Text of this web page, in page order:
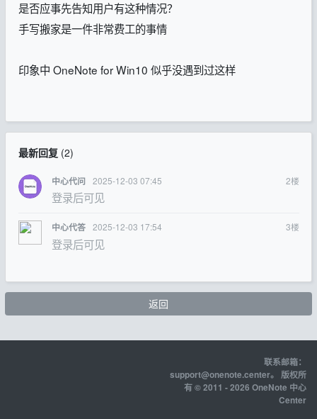
是否应事先告知用户有这种情况？
手写搬家是一件非常费工的事情
印象中 OneNote for Win10 似乎没遇到过这样
最新回复(2)
中心代问 2025-12-03 07:45 2楼
登录后可见
中心代答 2025-12-03 17:54 3楼
登录后可见
返回
联系邮箱：
support@onenote.center。 版权所
有 © 2011 - 2026 OneNote 中心
Center